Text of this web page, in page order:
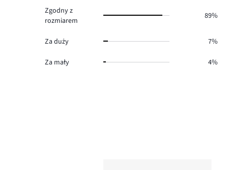
Zgodny z
rozmiarem
89%
Za duży 7%
Za mały 4%